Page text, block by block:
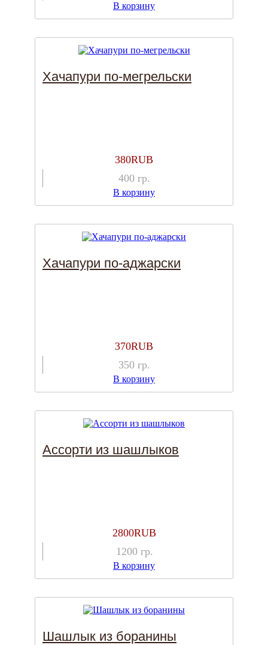
В корзину
Хачапури по-мегрельски
380RUB
400 гр.
В корзину
Хачапури по-аджарски
370RUB
350 гр.
В корзину
Ассорти из шашлыков
2800RUB
1200 гр.
В корзину
Шашлык из боранины